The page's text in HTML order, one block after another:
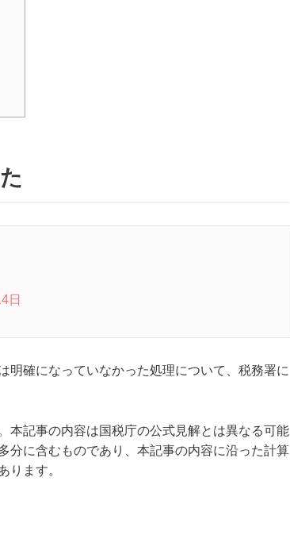
日
明確になっていなかった処理について、税務署に
本記事の内容は国税庁の公式見解とは異なる可能
分に含むものであり、本記事の内容に沿った計算
ります。